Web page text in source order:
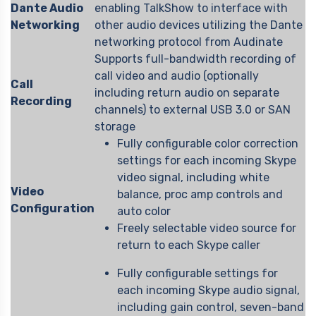
Dante Audio
Networking
enabling TalkShow to interface with
other audio devices utilizing the Dante
networking protocol from Audinate
Call
Recording
Supports full-bandwidth recording of
call video and audio (optionally
including return audio on separate
channels) to external USB 3.0 or SAN
storage
Video
Configuration
Fully configurable color correction
settings for each incoming Skype
video signal, including white
balance, proc amp controls and
auto color
Freely selectable video source for
return to each Skype caller
Fully configurable settings for
each incoming Skype audio signal,
including gain control, seven-band